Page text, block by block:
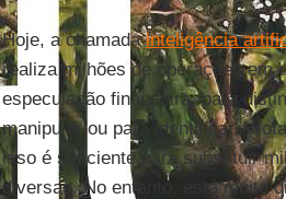
Hoje, a chamadainteligência
realiza milhões de operações em
especulação financeira, para
manipular ou para identificar a
isso é suficiente para substituir
diversas. No entanto, está muito